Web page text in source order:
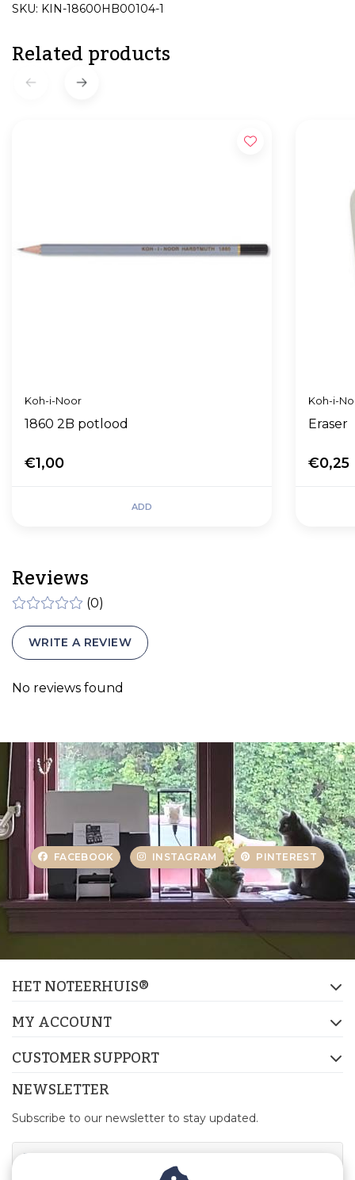
SKU: KIN-18600HB00104-1
Related products
Koh-i-Noor
1860 2B potlood
€1,00
ADD
Koh-i-
Eraser
€0,25
Reviews
(0)
WRITE A REVIEW
No reviews found
FACEBOOK INSTAGRAM PINTEREST
HET NOTEERHUIS®
MY ACCOUNT
CUSTOMER SUPPORT
NEWSLETTER
Subscribe to our newsletter to stay updated.